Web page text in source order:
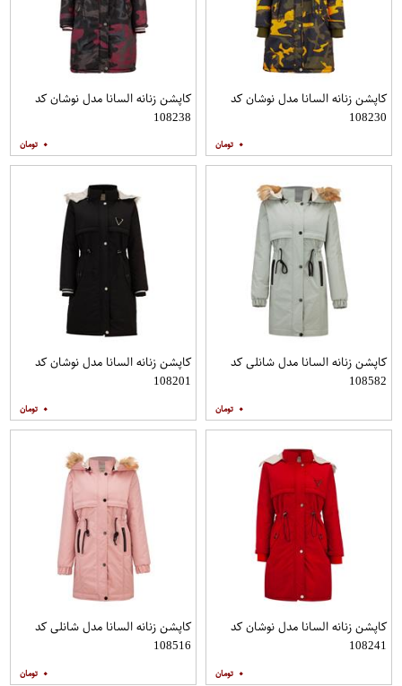
کاپشن زنانه السانا مدل نوشان کد
108230
۰
کاپشن زنانه السانا مدل نوشان کد
108238
۰
کاپشن زنانه السانا مدل شانلی کد
108582
۰
کاپشن زنانه السانا مدل نوشان کد
108201
۰
کاپشن زنانه السانا مدل نوشان کد
108241
۰
کاپشن زنانه السانا مدل شانلی کد
108516
۰